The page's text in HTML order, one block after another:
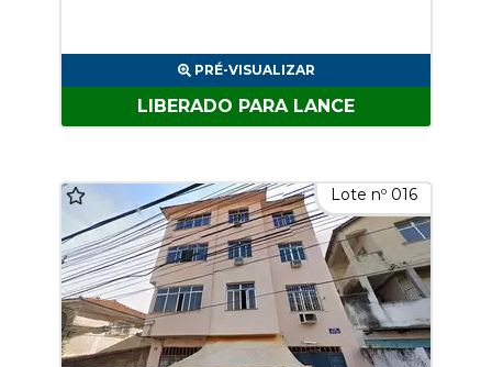
PRÉ-VISUALIZAR
LIBERADO PARA LANCE
Lote nº 016